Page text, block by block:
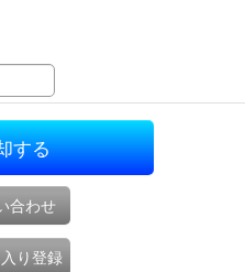
する
合わせ
り登録